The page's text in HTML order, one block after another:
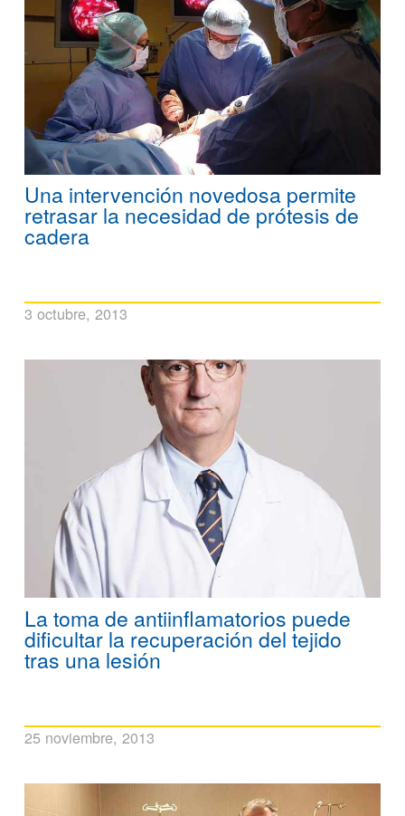
Una intervención novedosa permite
retrasar la necesidad de prótesis de
cadera
3 octubre, 2013
La toma de antiinflamatorios puede
dificultar la recuperación del tejido
tras una lesión
25 noviembre, 2013